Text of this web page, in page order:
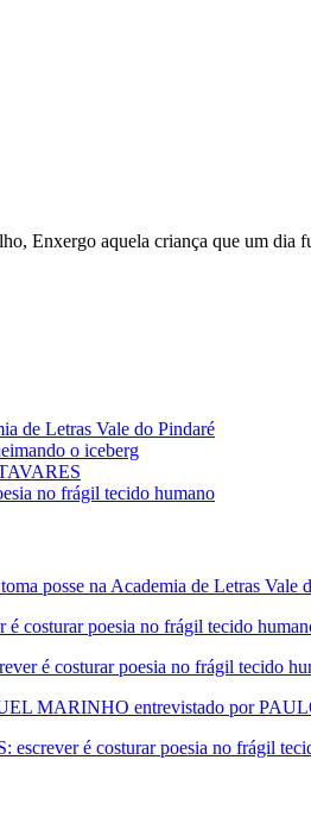
Enxergo aquela criança que um dia
de Letras Vale do Pindaré
o iceberg
no frágil tecido humano
posse na Academia de Letras Vale
costurar poesia no frágil tecido
é costurar poesia no frágil tecido
MARINHO entrevistado por
é costurar poesia no frágil